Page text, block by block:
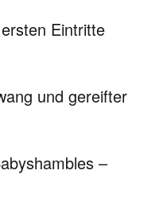
Eintritte
und gereifter
–